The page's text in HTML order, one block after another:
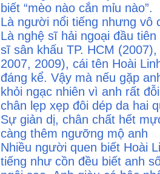
biết “mèo nào cắn mỉu nào”.
Là người nổi tiếng nhưng vô
Là nghệ sĩ hải ngoại đầu
sĩ sân khấu TP. HCM
2007, 2009), cái tên Hoài
đáng kể. Vậy mà nếu gặp
khỏi ngạc nhiên vì anh rất
chân lẹp xẹp đôi dép da hai
Sự giản dị, chân chất hết
càng thêm ngưỡng mộ anh
Nhiều người quen biết Hoài
tiếng như cồn đều biết anh